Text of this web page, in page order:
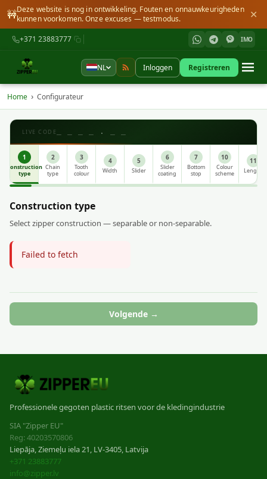
🚧Deze website is nog in ontwikkeling. Fouten en onnauwkeurigheden
kunnen voorkomen. Onze excuses — testmodus.
✕
+371 23883777 IMO
NL Inloggen Registreren
Home › Configurateur
LIVE CODE _ _ _ _ . _ _
1
Construction
type
2
Chain
type
3
Tooth
colour
4
Width
5
Slider
6
Slider
coating
7
Bottom
stop
10
Colour
scheme
11
Length
Construction type
Select zipper construction — separable or non-separable.
Failed to fetch
Volgende →
Professionele gegoten plastic ritsen voor de kledingindustrie
SIA "Zipper EU"
Reg: 40203570806
Liepāja, Ziemeļu iela 21, LV-3405, Latvija
+371 23883777
info@zipper.lv